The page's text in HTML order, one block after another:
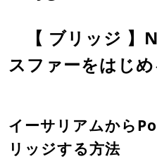
【 ブリッジ 】
スファーをはじめ
イーサリアムから
リッジする方法